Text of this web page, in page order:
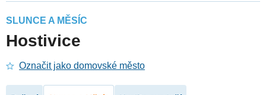
SLUNCE A MĚSÍC
Hostivice
Označit jako domovské město